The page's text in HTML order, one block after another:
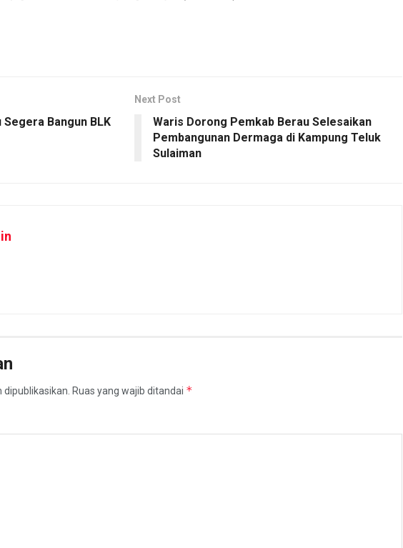
Bangun BLK
Next Post
Waris Dorong Pemkab Berau Selesaikan
Pembangunan Dermaga di Kampung Teluk
Sulaiman
Ruas yang wajib ditandai *